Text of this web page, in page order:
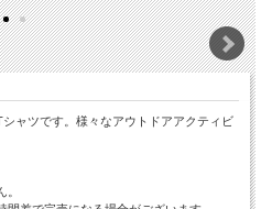
ャツです。様々なアウトドアアクティビ